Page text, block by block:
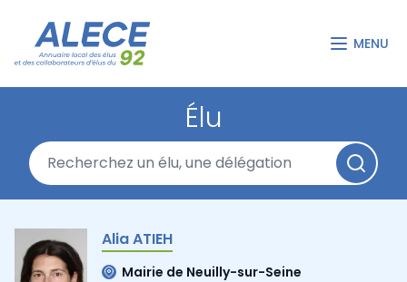
MENU
Élu
Alia ATIEH
Mairie de Neuilly-sur-Seine